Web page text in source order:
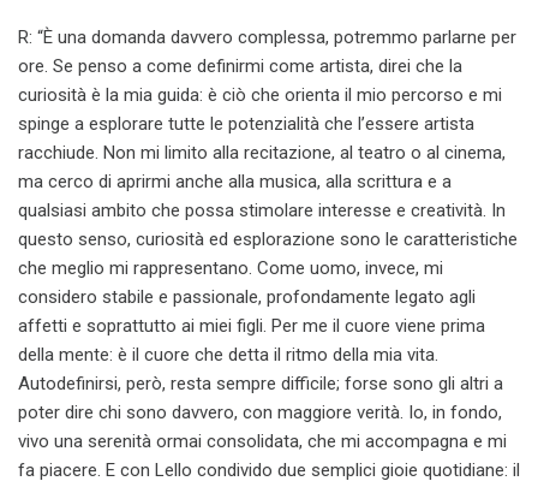
R: “È una domanda davvero complessa, potremmo parlarne per
ore. Se penso a come definirmi come artista, direi che la
curiosità è la mia guida: è ciò che orienta il mio percorso e mi
spinge a esplorare tutte le potenzialità che l’essere artista
racchiude. Non mi limito alla recitazione, al teatro o al cinema,
ma cerco di aprirmi anche alla musica, alla scrittura e a
qualsiasi ambito che possa stimolare interesse e creatività. In
questo senso, curiosità ed esplorazione sono le caratteristiche
che meglio mi rappresentano. Come uomo, invece, mi
considero stabile e passionale, profondamente legato agli
affetti e soprattutto ai miei figli. Per me il cuore viene prima
della mente: è il cuore che detta il ritmo della mia vita.
Autodefinirsi, però, resta sempre difficile; forse sono gli altri a
poter dire chi sono davvero, con maggiore verità. Io, in fondo,
vivo una serenità ormai consolidata, che mi accompagna e mi
fa piacere. E con Lello condivido due semplici gioie quotidiane: il